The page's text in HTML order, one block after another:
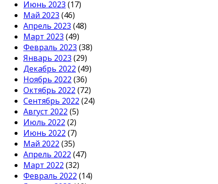
Июнь 2023 (17)
Май 2023 (46)
Апрель 2023 (48)
Март 2023 (49)
Февраль 2023 (38)
Январь 2023 (29)
Декабрь 2022 (49)
Ноябрь 2022 (36)
Октябрь 2022 (72)
Сентябрь 2022 (24)
Август 2022 (5)
Июль 2022 (2)
Июнь 2022 (7)
Май 2022 (35)
Апрель 2022 (47)
Март 2022 (32)
Февраль 2022 (14)